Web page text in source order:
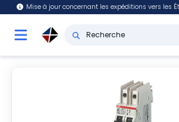
Mise à jour concernant les expéditions vers les